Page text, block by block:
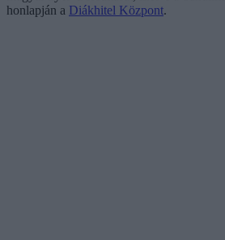
honlapján a Diákhitel Központ.